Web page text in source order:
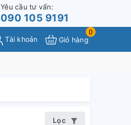
Yêu cầu tư vấn:
090 105 9191
Tài khoản
0
Giỏ hàng
Lọc